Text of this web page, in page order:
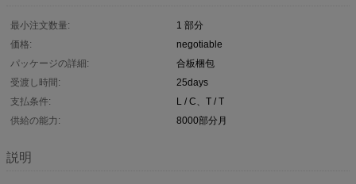
最小注文数量:
1 部分
価格:
negotiable
パッケージの詳細:
合板梱包
受渡し時間:
25days
支払条件:
L / C、T / T
供給の能力:
8000部分月
説明